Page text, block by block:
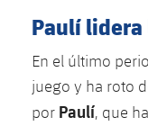
Paulí
En el último
juego y ha roto
por Paulí, que